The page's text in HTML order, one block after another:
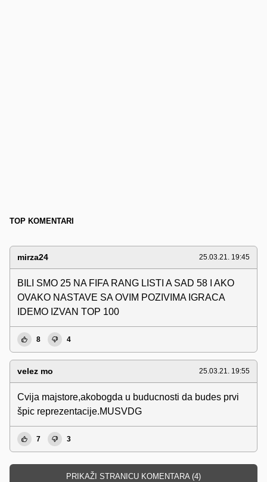
TOP KOMENTARI
mirza24 25.03.21. 19:45
BILI SMO 25 NA FIFA RANG LISTI A SAD 58 I AKO
OVAKO NASTAVE SA OVIM POZIVIMA IGRACA
IDEMO IZVAN TOP 100
8 4
velez mo 25.03.21. 19:55
Cvija majstore,akobogda u buducnosti da budes prvi
špic reprezentacije.MUSVDG
7 3
PRIKAŽI STRANICU KOMENTARA (4)